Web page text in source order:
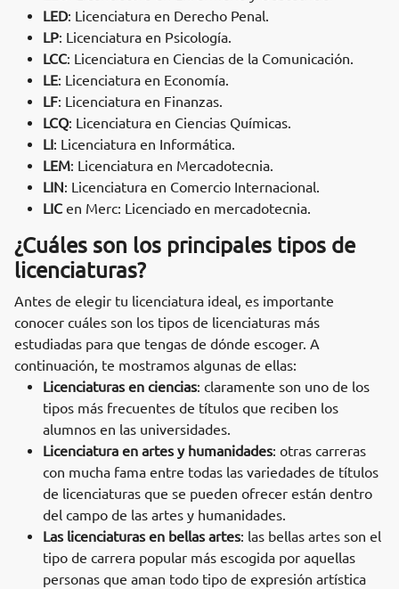
LED: Licenciatura en Derecho Penal.
LP: Licenciatura en Psicología.
LCC: Licenciatura en Ciencias de la Comunicación.
LE: Licenciatura en Economía.
LF: Licenciatura en Finanzas.
LCQ: Licenciatura en Ciencias Químicas.
LI: Licenciatura en Informática.
LEM: Licenciatura en Mercadotecnia.
LIN: Licenciatura en Comercio Internacional.
LIC en Merc: Licenciado en mercadotecnia.
¿Cuáles son los principales tipos de
licenciaturas?
Antes de elegir tu licenciatura ideal, es importante
conocer cuáles son los tipos de licenciaturas más
estudiadas para que tengas de dónde escoger. A
continuación, te mostramos algunas de ellas:
Licenciaturas en ciencias: claramente son uno de los
tipos más frecuentes de títulos que reciben los
alumnos en las universidades.
Licenciatura en artes y humanidades: otras carreras
con mucha fama entre todas las variedades de títulos
de licenciaturas que se pueden ofrecer están dentro
del campo de las artes y humanidades.
Las licenciaturas en bellas artes: las bellas artes son el
tipo de carrera popular más escogida por aquellas
personas que aman todo tipo de expresión artística